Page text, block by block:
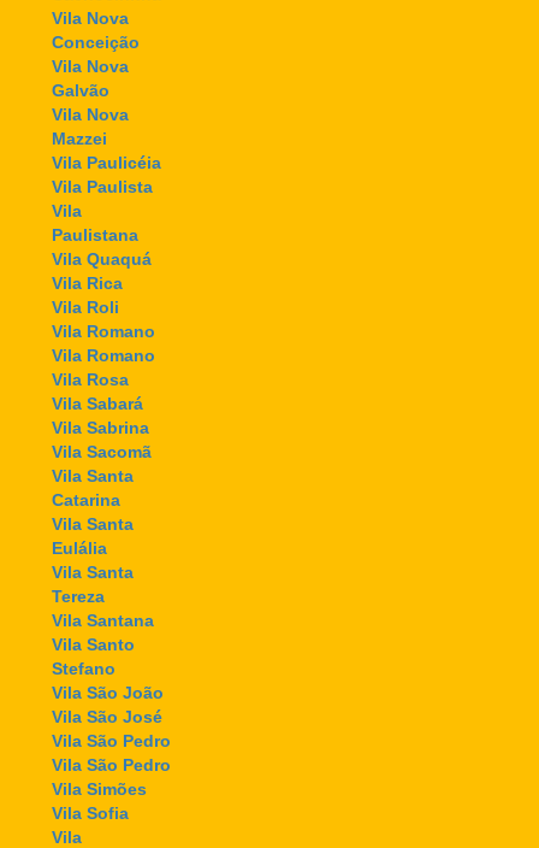
Vila Nova
Conceição
Vila Nova
Galvão
Vila Nova
Mazzei
Vila Paulicéia
Vila Paulista
Vila
Paulistana
Vila Quaquá
Vila Rica
Vila Roli
Vila Romano
Vila Romano
Vila Rosa
Vila Sabará
Vila Sabrina
Vila Sacomã
Vila Santa
Catarina
Vila Santa
Eulália
Vila Santa
Tereza
Vila Santana
Vila Santo
Stefano
Vila São João
Vila São José
Vila São Pedro
Vila São Pedro
Vila Simões
Vila Sofia
Vila